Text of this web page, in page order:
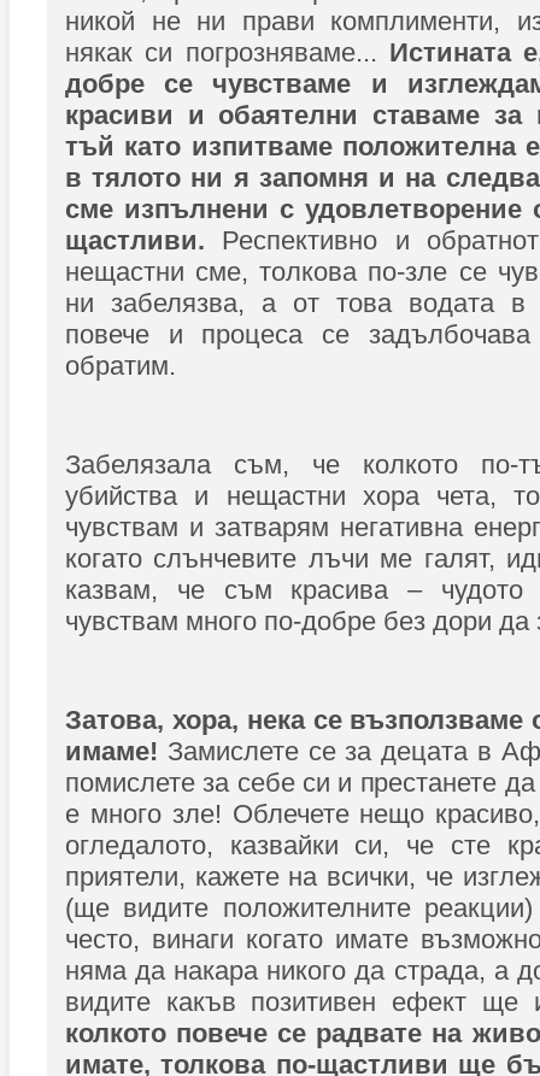
никой не ни прави комплименти,
някак си погрозняваме... Истината
добре се чувстваме и
красиви и обаятелни ставаме за
тъй като изпитваме положителна
в тялото ни я запомня и на
сме изпълнени с удовлетворение
щастливи. Респективно и
нещастни сме, толкова по-зле се
ни забелязва, а от това водата
повече и процеса се
обратим.
Забелязала съм, че колкото по-
убийства и нещастни хора чета,
чувствам и затварям негативна
когато слънчевите лъчи ме галят,
казвам, че съм красива –
чувствам много по-добре без дори
Затова, хора, нека се възползваме
имаме! Замислете се за децата в
помислете за себе си и престанете
е много зле! Облечете нещо
огледалото, казвайки си, че сте
приятели, кажете на всички, че
(ще видите положителните
често, винаги когато имате
няма да накара никого да страда, а
видите какъв позитивен ефект ще
колкото повече се радвате на
имате, толкова по-щастливи ще